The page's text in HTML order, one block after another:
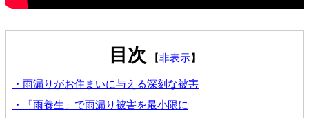
目次 【非表示】
・雨漏りがお住まいに与える深刻な被害
・「雨養生」で雨漏り被害を最小限に